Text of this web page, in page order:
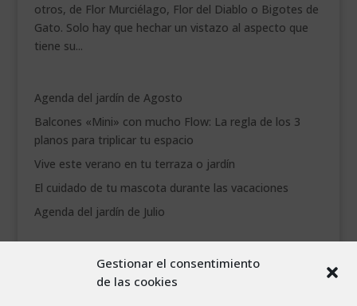
Gestionar el consentimiento
de las cookies
otros, de Flor Murciélago, Flor del Diablo o Bigotes de
Gato. Solo hay que hechar un vistazo al aspecto que
tiene su...
Agenda del jardín de Agosto
Balcones «Mini» con mucho Flow: La regla de los 3
planos para triplicar tu espacio
Vive este verano en tu terraza o jardín
El cuidado de tu mascota durante las vacaciones
Agenda del jardín de Julio
X J V S